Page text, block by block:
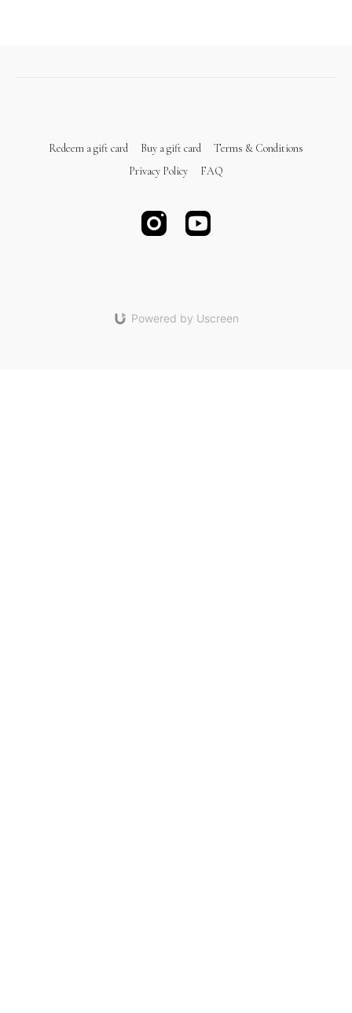
Redeem a gift card Buy a gift card
Terms & Conditions
Privacy Policy
FAQ
Powered by Uscreen